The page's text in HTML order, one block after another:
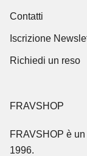
Contatti
Iscrizione
Richiedi un reso
FRAVSHOP
FRAVSHOP è un
1996.